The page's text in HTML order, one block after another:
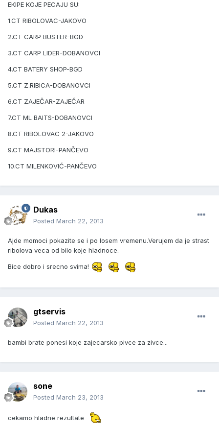
EKIPE KOJE PECAJU SU:
1.CT RIBOLOVAC-JAKOVO
2.CT CARP BUSTER-BGD
3.CT CARP LIDER-DOBANOVCI
4.CT BATERY SHOP-BGD
5.CT Z.RIBICA-DOBANOVCI
6.CT ZAJEČAR-ZAJEČAR
7.CT ML BAITS-DOBANOVCI
8.CT RIBOLOVAC 2-JAKOVO
9.CT MAJSTORI-PANČEVO
10.CT MILENKOVIĆ-PANČEVO
Dukas
Posted March 22, 2013
Ajde momoci pokazite se i po losem vremenu.Verujem da je strast
ribolova veca od bilo koje hladnoce.
Bice dobro i srecno svima!
gtservis
Posted March 22, 2013
bambi brate ponesi koje zajecarsko pivce za zivce...
sone
Posted March 23, 2013
cekamo hladne rezultate